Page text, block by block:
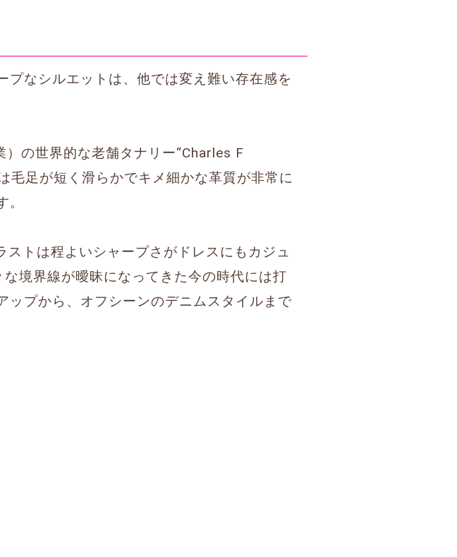
なシルエットは、他では変え難い存在感を
の世界的な老舗タナリー“Charles F
毛足が短く滑らかでキメ細かな革質が非常に
ストは程よいシャープさがドレスにもカジュ
境界線が曖昧になってきた今の時代には打
ップから、オフシーンのデニムスタイルまで